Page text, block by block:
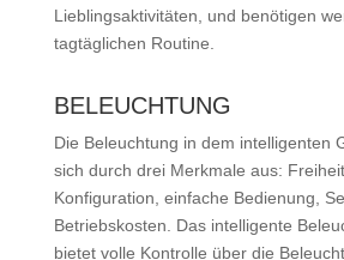
Lieblingsaktivitäten, und benötigen
tagtäglichen Routine.
BELEUCHTUNG
Die Beleuchtung in dem intelligenten
sich durch drei Merkmale aus:
Konfiguration, einfache Bedienung,
Betriebskosten. Das intelligente
bietet volle Kontrolle über die